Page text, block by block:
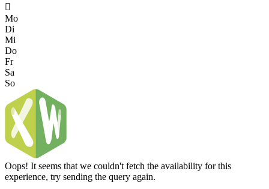

Mo
Di
Mi
Do
Fr
Sa
So
Oops! It seems that we couldn't fetch the availability for this
experience, try sending the query again.